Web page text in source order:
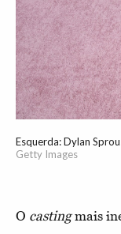
Esquerda: Dylan
Getty Images
O castingmais